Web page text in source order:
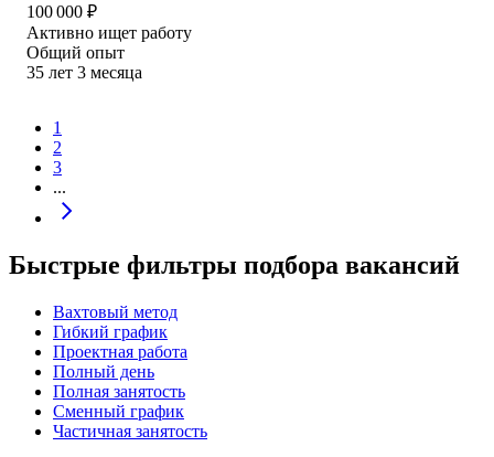
100 000 ₽
Активно ищет работу
Общий опыт
35 лет 3 месяца
1
2
3
...
Быстрые фильтры подбора вакансий
Вахтовый метод
Гибкий график
Проектная работа
Полный день
Полная занятость
Сменный график
Частичная занятость